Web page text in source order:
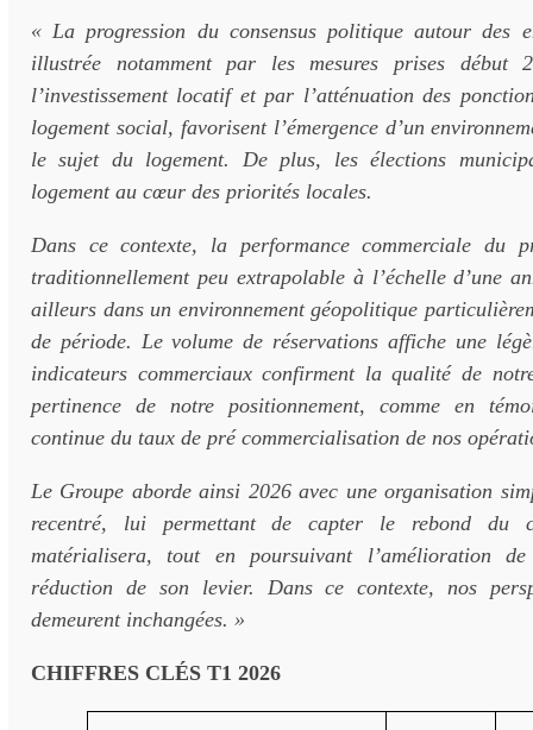
« La progression du consensus politique autour des
illustrée notamment par les mesures prises début
l’investissement locatif et par l’atténuation des
logement social, favorisent l’émergence d’un
le sujet du logement. De plus, les élections
logement au cœur des priorités locales.
Dans ce contexte, la performance commerciale du
traditionnellement peu extrapolable à l’échelle d’une
ailleurs dans un environnement géopolitique
de période. Le volume de réservations affiche une
indicateurs commerciaux confirment la qualité de
pertinence de notre positionnement, comme en
continue du taux de pré commercialisation de nos
Le Groupe aborde ainsi 2026 avec une organisation
recentré, lui permettant de capter le rebond du
matérialisera, tout en poursuivant l’amélioration
réduction de son levier. Dans ce contexte, nos
demeurent inchangées. »
CHIFFRES CLÉS T1 2026